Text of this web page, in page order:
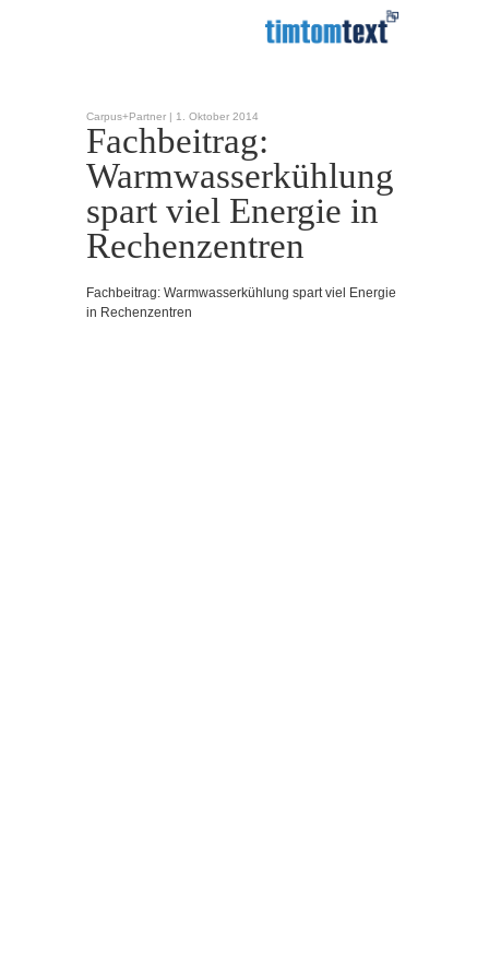
Carpus+Partner | 1. Oktober 2014
Fachbeitrag:
Warmwasserkühlung
spart viel Energie in
Rechenzentren
Fachbeitrag: Warmwasserkühlung spart viel Energie
in Rechenzentren